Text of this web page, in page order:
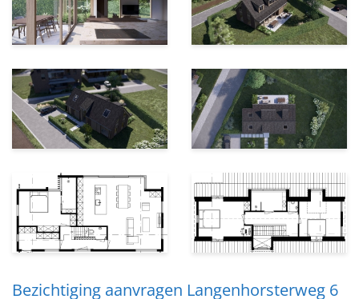
Bezichtiging aanvragen Langenhorsterweg 6